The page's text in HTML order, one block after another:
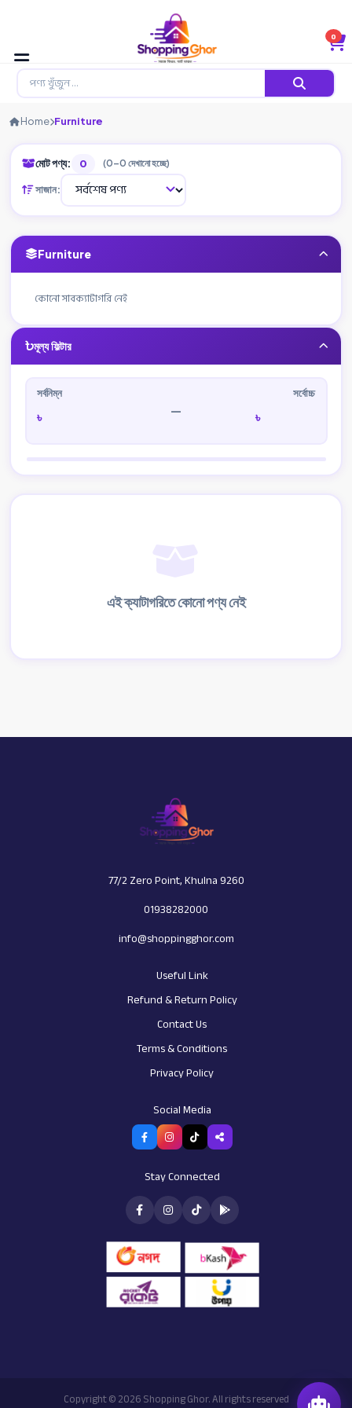
0
Home Furniture
মোট পণ্য: 0 (0–0 দেখানো হচ্ছে)
সাজান:
Furniture
কোনো সাবক্যাটাগরি নেই
মূল্য ফিল্টার
সর্বনিম্ন
৳ —
সর্বোচ্চ
৳
এই ক্যাটাগরিতে কোনো পণ্য নেই
77/2 Zero Point, Khulna 9260
01938282000
info@shoppingghor.com
Useful Link
Refund & Return Policy
Contact Us
Terms & Conditions
Privacy Policy
Social Media
Stay Connected
Copyright © 2026 Shopping Ghor. All rights reserved
Customer support